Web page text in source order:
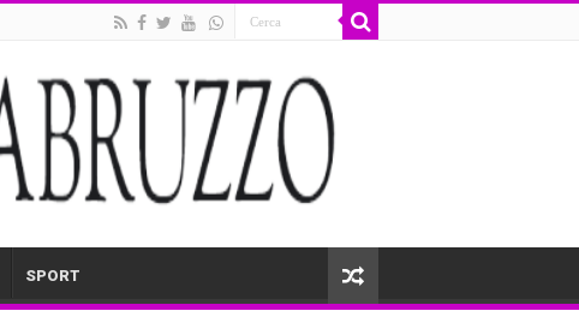
SPORT